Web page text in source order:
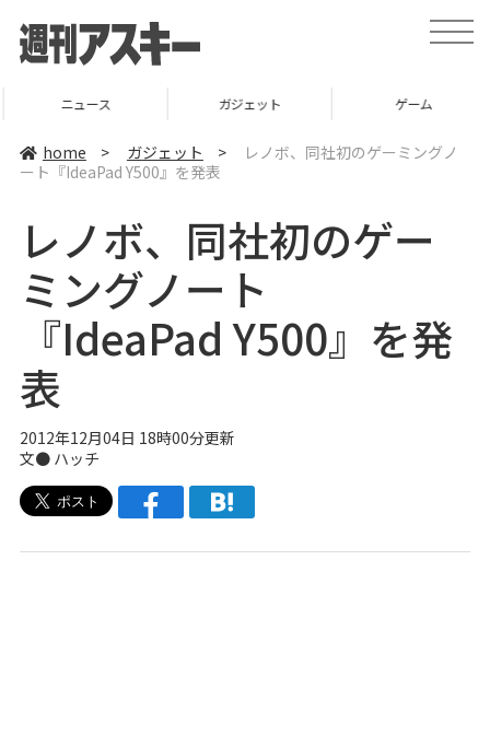
t
o
v
ニュース ガジェット ゲーム
home > ガジェット >
レノボ、同社初のゲーミングノ
ート『IdeaPad Y500』を発表
レノボ、同社初のゲー
ミングノート
『IdeaPad Y500』を発
表
2012年12月04日 18時00分更新
文● ハッチ